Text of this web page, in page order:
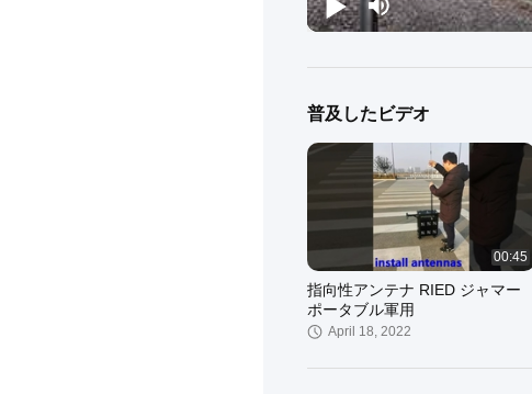
普及したビデオ
00:45
指向性アンテナ RIED ジャマー
ポータブル軍用
April 18, 2022